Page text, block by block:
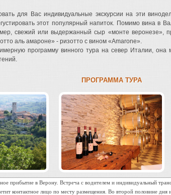
для Вас индивидуальные экскурсии на эти
этот популярный напиток. Помимо вина в
свежий или выдержанный сыр «монте веронезе»,
аль амароне» - ризотто с вином «Amarone».
программу винного тура на север Италии,
ПРОГРАММА ТУРА
прибытие в Верону. Встреча с водителем и индивидуальный
контактное лицо по месту размещения. Во второй половине дня